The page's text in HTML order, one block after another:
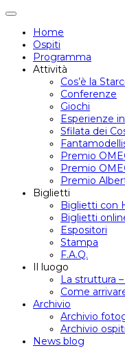
Attiva/disattiva
navigazione
Home
Ospiti
Programma
Attività
Cos’è la
Conferenze
Giochi
Esperienze
Sfilata dei
Premio
Premio
Premio
Biglietti
Biglietti con
Biglietti
Espositori
Stampa
F.A.Q.
Il luogo
La struttura
Come
Archivio
Archivio
Archivio ospiti
News blog